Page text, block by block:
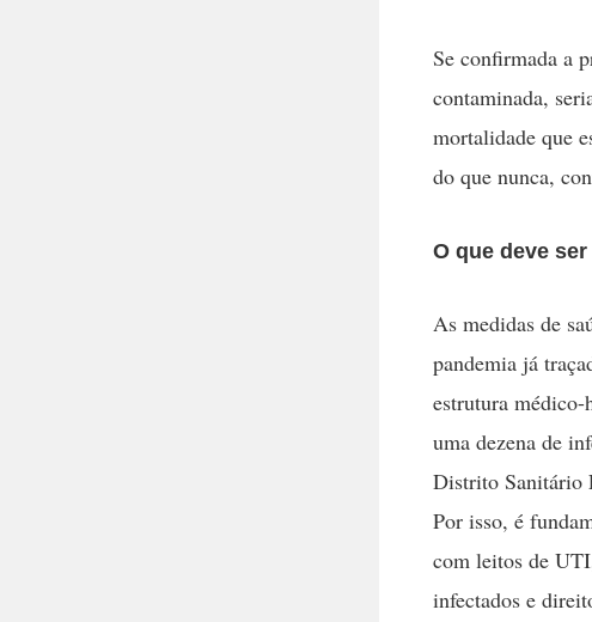
Se confirmada a
contaminada,
mortalidade que
do que nunca,
O que deve
As medidas de
pandemia já
estrutura
uma dezena de
Distrito Sanitário
Por isso, é
com leitos de
infectados e